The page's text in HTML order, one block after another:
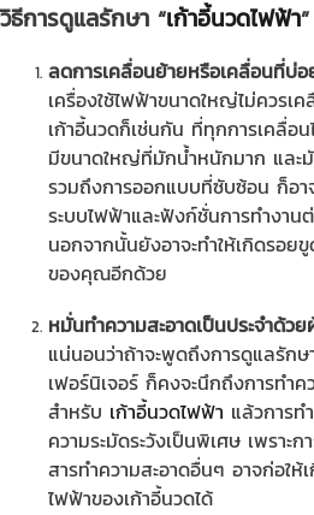
วิธีการดูแลรักษา “เก้าอี้นวดไฟฟ้า
ลดการเคลื่อนย้ายหรือเคลื่อนที่บ่
เครื่องใช้ไฟฟ้าขนาดใหญ่ไม่ควรเ
เก้าอี้นวดก็เช่นกัน ที่ทุกการเคลื่อ
มีขนาดใหญ่ที่มักน้ำหนักมาก และ
รวมถึงการออกแบบที่ซับซ้อน ก็อา
ระบบไฟฟ้าและฟังก์ชั่นการทำงาน
นอกจากนั้นยังอาจะทำให้เกิดรอย
ของคุณอีกด้วย
หมั่นทำความสะอาดเป็นประจำด้ว
แน่นอนว่าถ้าจะพูดถึงการดูแลรักษ
เฟอร์นิเจอร์ ก็คงจะนึกถึงการทำ
สำหรับ เก้าอี้นวดไฟฟ้า แล้วการท
ความระมัดระวังเป็นพิเศษ เพราะก
สารทำความสะอาดอื่นๆ อาจก่อให้
ไฟฟ้าของเก้าอี้นวดได้